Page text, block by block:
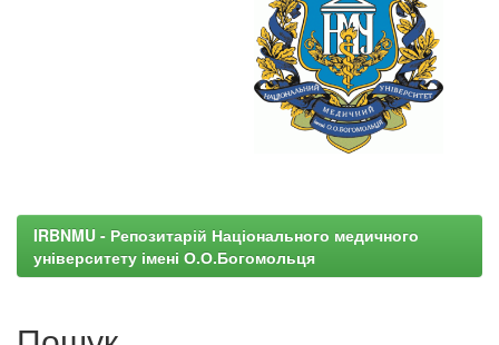
IRBNMU - Репозитарій Національного медичного
університету імені О.О.Богомольця